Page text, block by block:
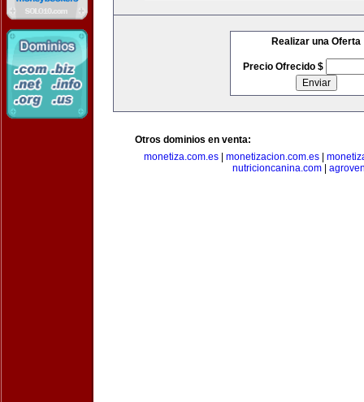
Realizar una Oferta
Precio Ofrecido $
Otros dominios en venta:
monetiza.com.es| monetizacion.com.es|
nutricioncanina.com